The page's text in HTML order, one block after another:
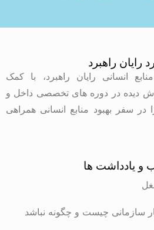
رایان راهبرد
انسانی رایان راهبرد، با کمک
دیده در دوره های تخصصی داخل و
سفر بهبود منابع انسانی همراهی
و یادداشت ها
سازمانی چیست و چگونه نباشد